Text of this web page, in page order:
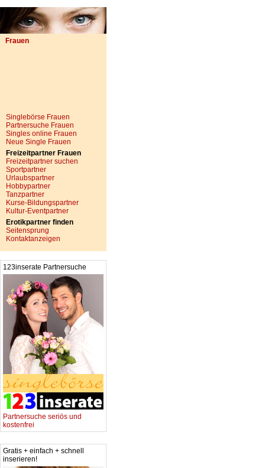
Frauen
Singlebörse Frauen
Partnersuche Frauen
Singles online Frauen
Neue Single Frauen
Freizeitpartner Frauen
Freizeitpartner suchen
Sportpartner
Urlaubspartner
Hobbypartner
Tanzpartner
Kurse-Bildungspartner
Kultur-Eventpartner
Erotikpartner finden
Seitensprung
Kontaktanzeigen
123inserate Partnersuche
Partnersuche seriös und
kostenfrei
Gratis + einfach + schnell
inserieren!